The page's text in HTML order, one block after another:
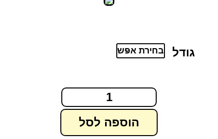
גודל
הוספה לסל